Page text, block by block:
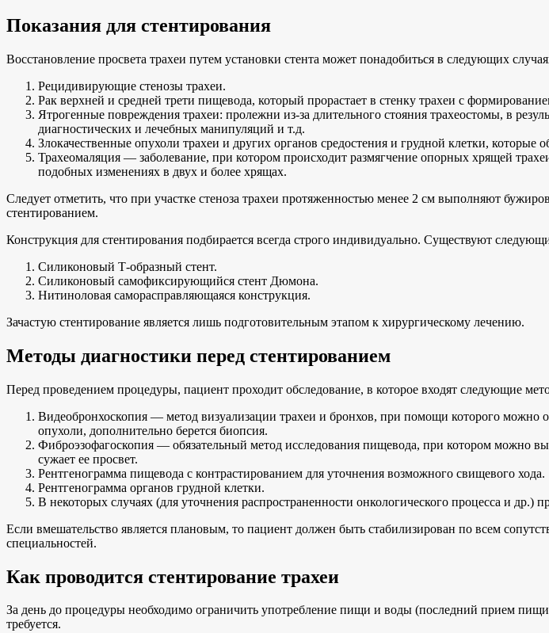
Показания для стентирования
Восстановление просвета трахеи путем установки стента может понадобиться в следующих
Рецидивирующие стенозы трахеи.
Рак верхней и средней трети пищевода, который прорастает в стенку трахеи с
Ятрогенные повреждения трахеи: пролежни из-за длительного стояния трахеостомы, в
диагностических и лечебных манипуляций и т.д.
Злокачественные опухоли трахеи и других органов средостения и грудной клетки, которые
Трахеомаляция — заболевание, при котором происходит размягчение опорных хрящей
подобных изменениях в двух и более хрящах.
Следует отметить, что при участке стеноза трахеи протяженностью менее 2 см выполняют
стентированием.
Конструкция для стентирования подбирается всегда строго индивидуально. Существуют
Силиконовый Т-образный стент.
Силиконовый самофиксирующийся стент Дюмона.
Нитиноловая саморасправляющаяся конструкция.
Зачастую стентирование является лишь подготовительным этапом к хирургическому лечению.
Методы диагностики перед стентированием
Перед проведением процедуры, пациент проходит обследование, в которое входят следующие
Видеобронхоскопия — метод визуализации трахеи и бронхов, при помощи которого можно
опухоли, дополнительно берется биопсия.
Фиброэзофагоскопия — обязательный метод исследования пищевода, при котором можно
сужает ее просвет.
Рентгенограмма пищевода с контрастированием для уточнения возможного свищевого хода.
Рентгенограмма органов грудной клетки.
В некоторых случаях (для уточнения распространенности онкологического процесса и др.)
Если вмешательство является плановым, то пациент должен быть стабилизирован по всем
специальностей.
Как проводится стентирование трахеи
За день до процедуры необходимо ограничить употребление пищи и воды (последний прием
требуется.